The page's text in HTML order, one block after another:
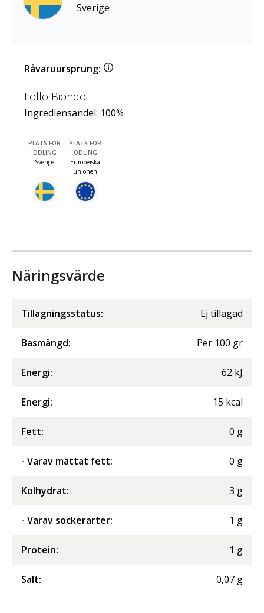
Sverige
Råvaruursprung:
Lollo Biondo
Ingrediensandel: 100%
PLATS FÖR
ODLING
Sverige
PLATS FÖR
ODLING
Europeiska
unionen
Näringsvärde
Tillagningsstatus: Ej tillagad
Basmängd: Per 100 gr
Energi: 62 kJ
Energi: 15 kcal
Fett: 0 g
- Varav mättat fett: 0 g
Kolhydrat: 3 g
- Varav sockerarter: 1 g
Protein: 1 g
Salt: 0,07 g